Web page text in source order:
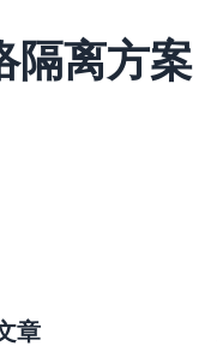
隔离方案
章